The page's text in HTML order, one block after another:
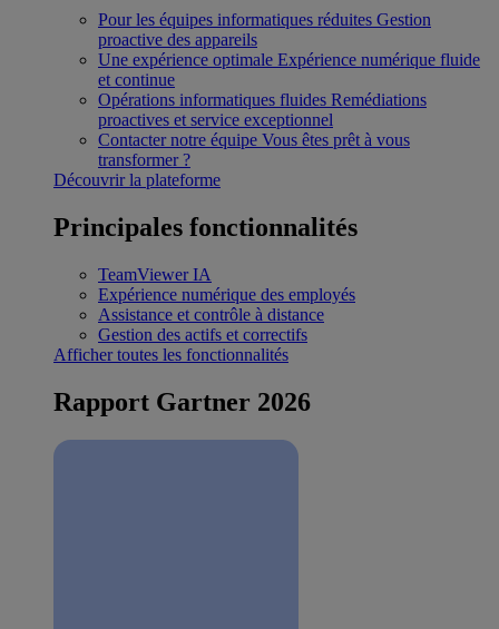
Pour les équipes informatiques réduites Gestion
proactive des appareils
Une expérience optimale Expérience numérique fluide
et continue
Opérations informatiques fluides Remédiations
proactives et service exceptionnel
Contacter notre équipe Vous êtes prêt à vous
transformer ?
Découvrir la plateforme
Principales fonctionnalités
TeamViewer IA
Expérience numérique des employés
Assistance et contrôle à distance
Gestion des actifs et correctifs
Afficher toutes les fonctionnalités
Rapport Gartner 2026